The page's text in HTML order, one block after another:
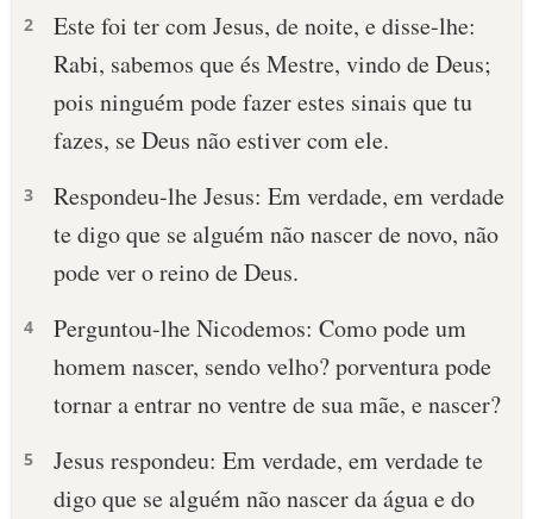
2
Este foi ter com Jesus, de noite, e disse-lhe:
Rabi, sabemos que és Mestre, vindo de Deus;
pois ninguém pode fazer estes sinais que tu
fazes, se Deus não estiver com ele.
3
Respondeu-lhe Jesus: Em verdade, em verdade
te digo que se alguém não nascer de novo, não
pode ver o reino de Deus.
4
Perguntou-lhe Nicodemos: Como pode um
homem nascer, sendo velho? porventura pode
tornar a entrar no ventre de sua mãe, e nascer?
5
Jesus respondeu: Em verdade, em verdade te
digo que se alguém não nascer da água e do